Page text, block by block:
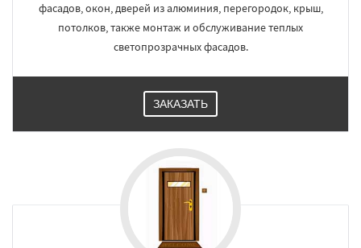
фасадов, окон, дверей из алюминия, перегородок, крыш,
потолков, также монтаж и обслуживание теплых
светопрозрачных фасадов.
ЗАКАЗАТЬ